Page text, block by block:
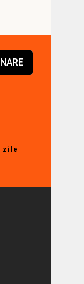
zile